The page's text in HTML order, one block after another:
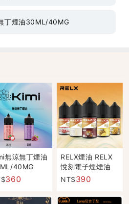
丁煙油30ML/40MG
無涼無丁煙油
40MG
360
RELX煙油 RELX
悅刻電子煙煙油
30mg
NT$390